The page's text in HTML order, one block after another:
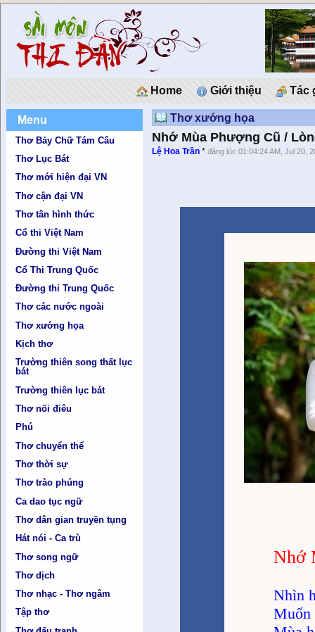
Home Giới thiệu Tác
Menu
Thơ Bảy Chữ Tám Câu
Thơ Lục Bát
Thơ mới hiện đại VN
Thơ cận đại VN
Thơ tân hình thức
Cổ thi Việt Nam
Đường thi Việt Nam
Cổ Thi Trung Quốc
Đường thi Trung Quốc
Thơ các nước ngoài
Thơ xướng họa
Kịch thơ
Trường thiên song thất lục
bát
Trường thiên lục bát
Thơ nối điêu
Phú
Thơ chuyển thể
Thơ thời sự
Thơ trào phúng
Ca dao tục ngữ
Thơ dân gian truyền tụng
Hát nói - Ca trù
Thơ song ngữ
Thơ dịch
Thơ nhạc - Thơ ngâm
Tập thơ
Thơ xướng họa
Nhớ Mùa Phượng Cũ /
Lệ Hoa Trần *đăng lúc 01:04:24 AM, Jul 20,
Nhớ
Nhìn
Muốn